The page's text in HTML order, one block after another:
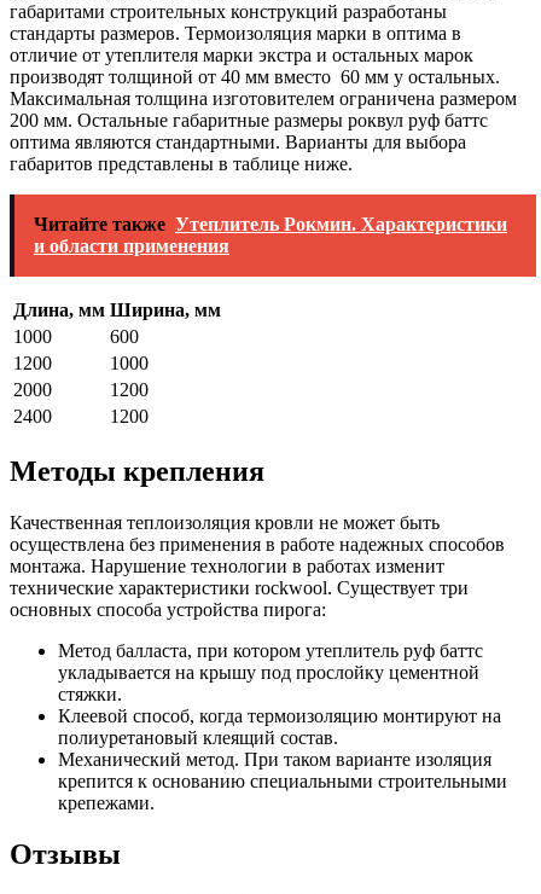
габаритами строительных конструкций разработаны
стандарты размеров. Термоизоляция марки в оптима в
отличие от утеплителя марки экстра и остальных марок
производят толщиной от 40 мм вместо 60 мм у остальных.
Максимальная толщина изготовителем ограничена размером
200 мм. Остальные габаритные размеры роквул руф баттс
оптима являются стандартными. Варианты для выбора
габаритов представлены в таблице ниже.
Читайте также Утеплитель Рокмин. Характеристики
и области применения
Длина, мм Ширина, мм
1000
600
1200
1000
2000
1200
2400
1200
Методы крепления
Качественная теплоизоляция кровли не может быть
осуществлена без применения в работе надежных способов
монтажа. Нарушение технологии в работах изменит
технические характеристики rockwool. Существует три
основных способа устройства пирога:
Метод балласта, при котором утеплитель руф баттс
укладывается на крышу под прослойку цементной
стяжки.
Клеевой способ, когда термоизоляцию монтируют на
полиуретановый клеящий состав.
Механический метод. При таком варианте изоляция
крепится к основанию специальными строительными
крепежами.
Отзывы